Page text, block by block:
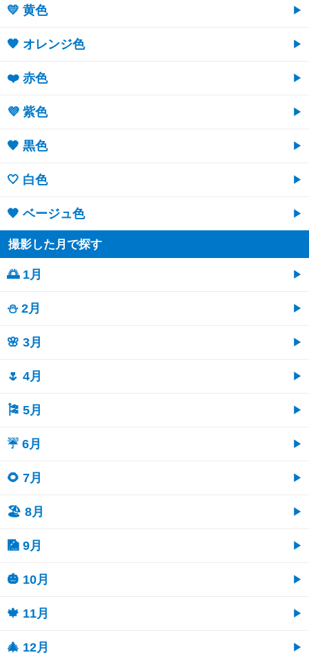
💛 黄色
🧡 オレンジ色
❤️ 赤色
💜 紫色
🖤 黒色
🤍 白色
🤎 ベージュ色
撮影した月で探す
🌅 1月
⛄ 2月
🌸 3月
🌷 4月
🎏 5月
☔ 6月
🌻 7月
🏖 8月
🎑 9月
🎃 10月
🍁 11月
🎄 12月